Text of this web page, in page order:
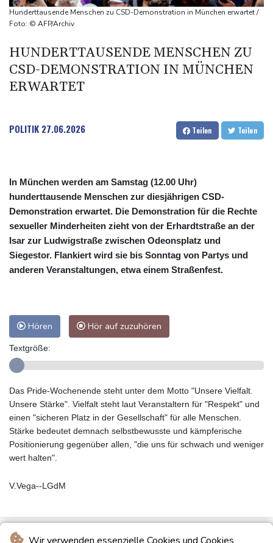
Drohnen über Bundeswehrstandort in Nordrhein-Westfalen
gesichtet
Baka als Staatschef
Schwimm-EM: Halbisch winkt und springt zu Bronze
Selenskyj: Ukraine hat praktisch keine intakten
Hunderttausende Menschen zu CSD-Demonstration in München erwartet /
Foto: © AFP/Archiv
HUNDERTTAUSENDE MENSCHEN ZU
CSD-DEMONSTRATION IN MÜNCHEN
ERWARTET
POLITIK 27.06.2026 Teilen Teilen
In München werden am Samstag (12.00 Uhr)
hunderttausende Menschen zur diesjährigen CSD-
Demonstration erwartet. Die Demonstration für die Rechte
sexueller Minderheiten zieht von der Erhardtstraße an der
Isar zur Ludwigstraße zwischen Odeonsplatz und
Siegestor. Flankiert wird sie bis Sonntag von Partys und
anderen Veranstaltungen, etwa einem Straßenfest.
Hören Hör auf zuzuhören
Textgröße:
Das Pride-Wochenende steht unter dem Motto "Unsere Vielfalt.
Unsere Stärke". Vielfalt steht laut Veranstaltern für "Respekt" und
einen "sicheren Platz in der Gesellschaft" für alle Menschen.
Stärke bedeutet demnach selbstbewusste und kämpferische
Positionierung gegenüber allen, "die uns für schwach und weniger
wert halten".
V.Vega--LGdM